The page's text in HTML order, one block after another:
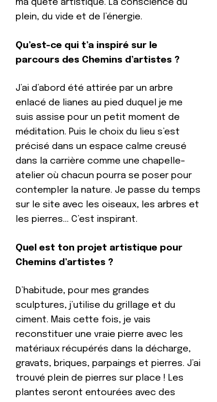
ma quête artistique. La conscience du
plein, du vide et de l’énergie.
Qu’est-ce qui t’a inspiré sur le
parcours des Chemins d’artistes ?
J’ai d’abord été attirée par un arbre
enlacé de lianes au pied duquel je me
suis assise pour un petit moment de
méditation. Puis le choix du lieu s’est
précisé dans un espace calme creusé
dans la carrière comme une chapelle-
atelier où chacun pourra se poser pour
contempler la nature. Je passe du temps
sur le site avec les oiseaux, les arbres et
les pierres… C’est inspirant.
Quel est ton projet artistique pour
Chemins d’artistes ?
D’habitude, pour mes grandes
sculptures, j’utilise du grillage et du
ciment. Mais cette fois, je vais
reconstituer une vraie pierre avec les
matériaux récupérés dans la décharge,
gravats, briques, parpaings et pierres. J’ai
trouvé plein de pierres sur place ! Les
plantes seront entourées avec des